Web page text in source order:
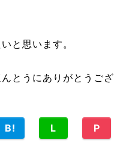
と思います。
とうにありがとうござ
B! L P